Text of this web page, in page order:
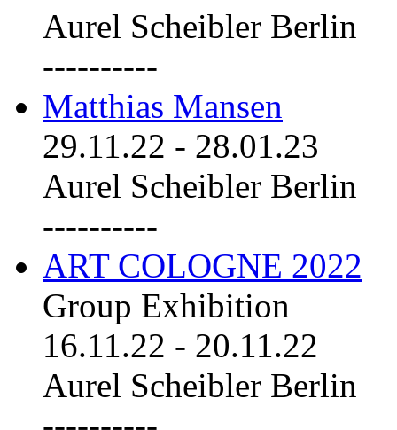
Aurel Scheibler Berlin
----------
Matthias Mansen
29.11.22 - 28.01.23
Aurel Scheibler Berlin
----------
ART COLOGNE 2022
Group Exhibition
16.11.22 - 20.11.22
Aurel Scheibler Berlin